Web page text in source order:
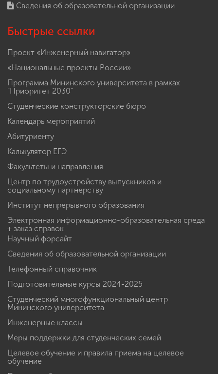
Сведения об образовательной организации
Быстрые ссылки
Проект «Инженерный навигатор»
«Национальные проекты России»
Программа Мининского университета в рамках
"Приоритет 2030"
Студенческие конструкторские бюро
Календарь мероприятий
Абитуриенту
Калькулятор ЕГЭ
Факультеты и направления
Центр по трудоустройству выпускников и
социальному партнерству
Институт непрерывного образования
Электронная информационно-образовательная среда
+ заказ справок
Научный форсайт
Сведения об образовательной организации
Телефонный справочник
Подготовительные курсы 2024-2025
Студенческий многофункциональный центр
Мининского университета
Инженерные классы
Меры поддержки для студенческих семей
Целевое обучение и правила приема на целевое
обучение